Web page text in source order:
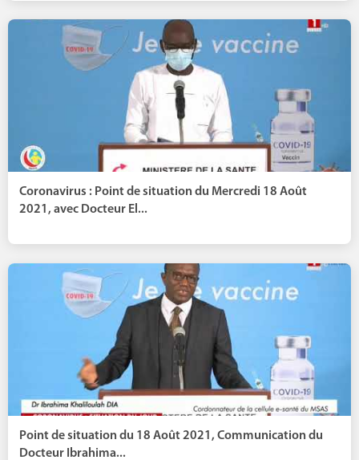
Coronavirus : Point de situation du Mercredi 18 Août
2021, avec Docteur El...
Point de situation du 18 Août 2021, Communication du
Docteur Ibrahima...